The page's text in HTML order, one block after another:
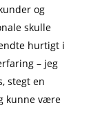
og
skulle
hurtigt i
– jeg
stegt en
kunne være